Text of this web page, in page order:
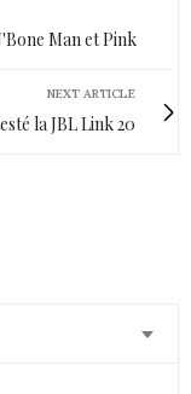
Man et Pink
NEXT ARTICLE
la JBL Link 20